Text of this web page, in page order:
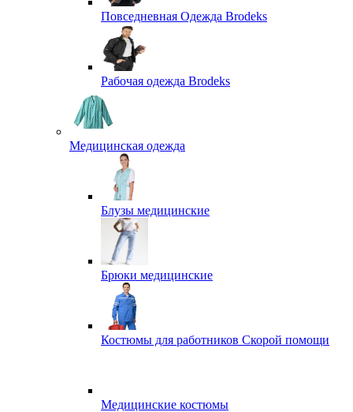
Повседневная Одежда Brodeks
Рабочая одежда Brodeks
Медицинская одежда
Блузы медицинские
Брюки медицинские
Костюмы для работников Скорой помощи
Медицинские костюмы